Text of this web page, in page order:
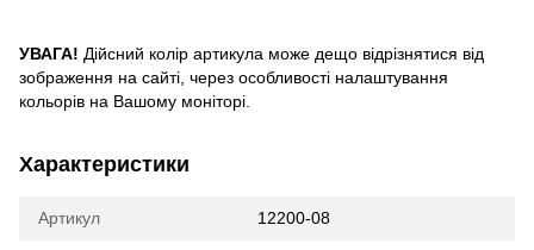
УВАГА! Дійсний колір артикула може дещо відрізнятися від
зображення на сайті, через особливості налаштування
кольорів на Вашому моніторі.
Характеристики
Артикул 12200-08